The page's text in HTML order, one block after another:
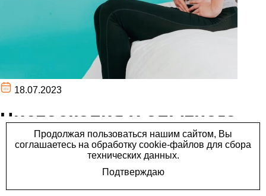
18.07.2023
Цистоскопия у опытного
уролога для женщин на
Пермской, 25.
Цистоскопия у опытного уролога для женщин на